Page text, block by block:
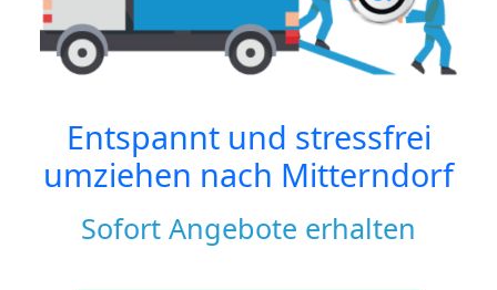
Entspannt und stressfrei
umziehen nach Mitterndorf
Sofort Angebote erhalten